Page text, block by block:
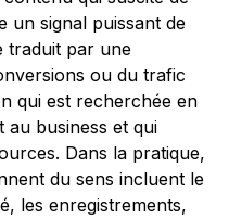
un signal puissant de
traduit par une
ou du trafic
qui est recherchée en
au business et qui
Dans la pratique,
du sens incluent le
les enregistrements,